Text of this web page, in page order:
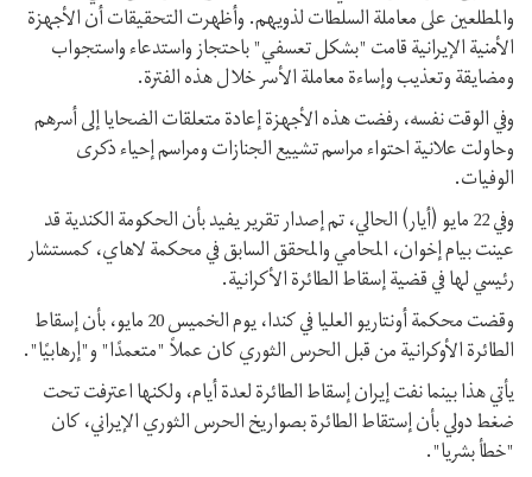
والمطلعين على معاملة السلطات لذويهم. وأظهرت التحقيقات أن الأجهزة
الأمنية الإيرانية قامت "بشكل تعسفي" باحتجاز واستدعاء واستجواب
ومضايقة وتعذيب وإساءة معاملة الأسر خلال هذه الفترة.
وفي الوقت نفسه، رفضت هذه الأجهزة إعادة متعلقات الضحايا إلى أسرهم
وحاولت علانية احتواء مراسم تشييع الجنازات ومراسم إحياء ذکرى
الوفيات.
وفي 22 مايو (أيار) الحالي، تم إصدار تقرير يفيد بأن الحكومة الكندية قد
عينت بيام إخوان، المحامي والمحقق السابق في محكمة لاهاي، كمستشار
رئيسي لها في قضية إسقاط الطائرة الأکرانية.
وقضت محكمة أونتاريو العليا في كندا، يوم الخميس 20 مايو، بأن إسقاط
الطائرة الأوكرانية من قبل الحرس الثوري كان عملاً "متعمدًا" و"إرهابيًا".
يأتي هذا بينما نفت إيران إسقاط الطائرة لعدة أيام، ولکنها اعترفت تحت
ضغط دولي بأن إستقاط الطائرة بصواريخ الحرس الثوري الإيراني، كان
"خطأ بشريا".